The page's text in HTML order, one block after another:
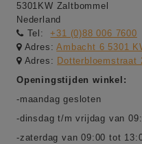
5301KW Zaltbommel
Nederland
Tel:
+31 (0)88 006 7600
Adres:Ambacht 6 5301
Adres: Dotterbloemstraat
Openingstijden winkel:
-maandag gesloten
-dinsdag t/m vrijdag van
-zaterdag van 09:00 tot